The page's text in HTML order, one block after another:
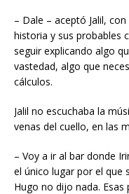
– Dale – aceptó Jalil,
historia y sus probables
seguir explicando algo
vastedad, algo que
cálculos.
Jalil no escuchaba la
venas del cuello, en las
– Voy a ir al bar donde
el único lugar por el que
Hugo no dijo nada.